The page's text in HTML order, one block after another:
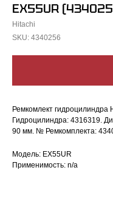
EX55UR
Hitachi
SKU: 4340256
Ремкомлект
Гидроцилиндра: 4316319.
90 мм. № Ремкомплекта:
Модель: EX55UR
Применимость: n/a